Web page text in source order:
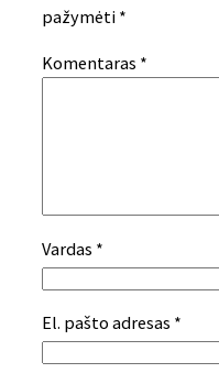
pažymėti *
Komentaras *
Vardas *
El. pašto adresas *